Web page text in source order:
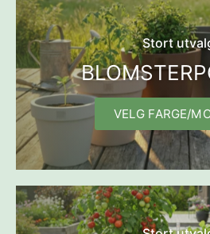
Stort
VELG FARGE/